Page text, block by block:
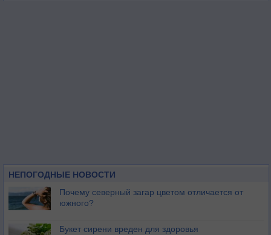
НЕПОГОДНЫЕ НОВОСТИ
Почему северный загар цветом отличается от
южного?
Букет сирени вреден для здоровья